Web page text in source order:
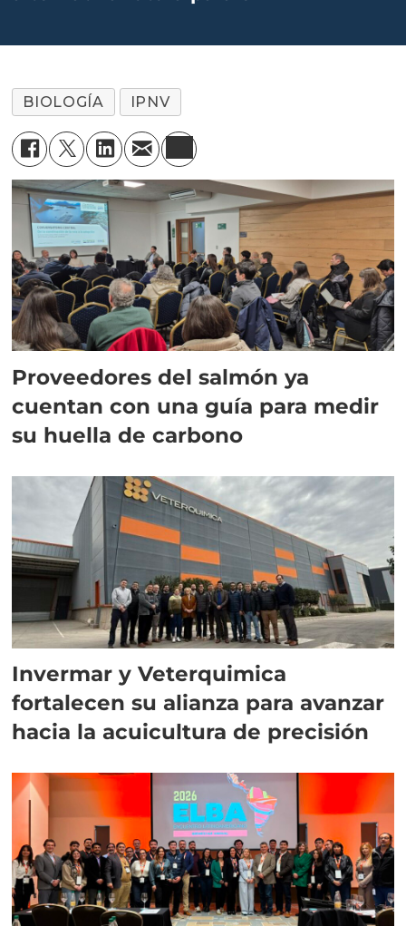
BIOLOGÍA IPNV
Proveedores del salmón ya
cuentan con una guía para medir
su huella de carbono
Invermar y Veterquimica
fortalecen su alianza para avanzar
hacia la acuicultura de precisión